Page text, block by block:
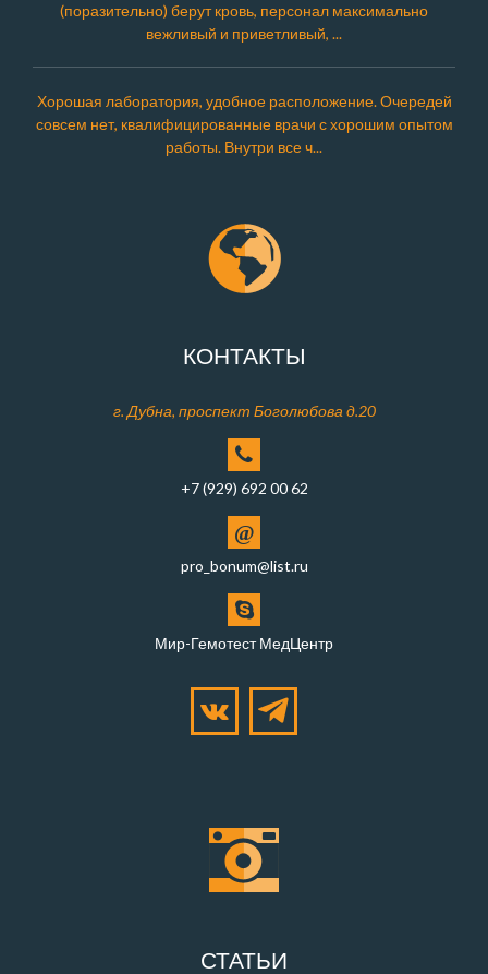
(поразительно) берут кровь, персонал максимально
вежливый и приветливый, ...
Хорошая лаборатория, удобное расположение. Очередей
совсем нет, квалифицированные врачи с хорошим опытом
работы. Внутри все ч...
КОНТАКТЫ
г. Дубна, проспект Боголюбова д.20
+7 (929) 692 00 62
@
pro_bonum@list.ru
Мир-Гемотест МедЦентр
СТАТЬИ